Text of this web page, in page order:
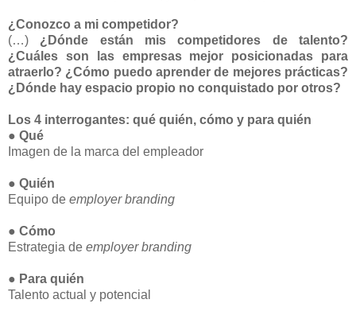
¿Conozco a mi competidor?
(…) ¿Dónde están mis competidores de talento?
¿Cuáles son las empresas mejor posicionadas para
atraerlo? ¿Cómo puedo aprender de mejores prácticas?
¿Dónde hay espacio propio no conquistado por otros?
Los 4 interrogantes: qué quién, cómo y para quién
● Qué
Imagen de la marca del empleador
● Quién
Equipo de employer branding
● Cómo
Estrategia de employer branding
● Para quién
Talento actual y potencial